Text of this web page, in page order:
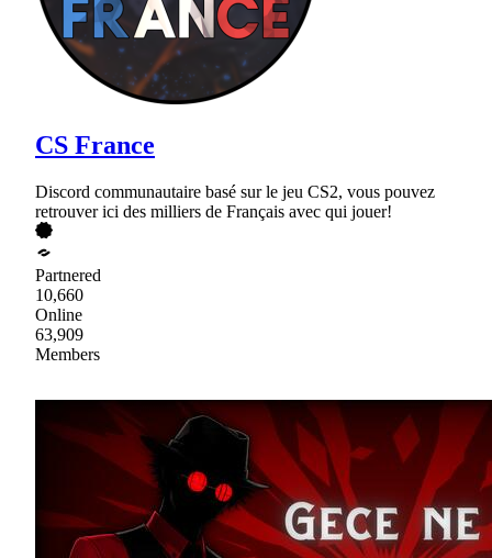
CS France
Discord communautaire basé sur le jeu CS2, vous pouvez
retrouver ici des milliers de Français avec qui jouer!
Partnered
10,660
Online
63,909
Members